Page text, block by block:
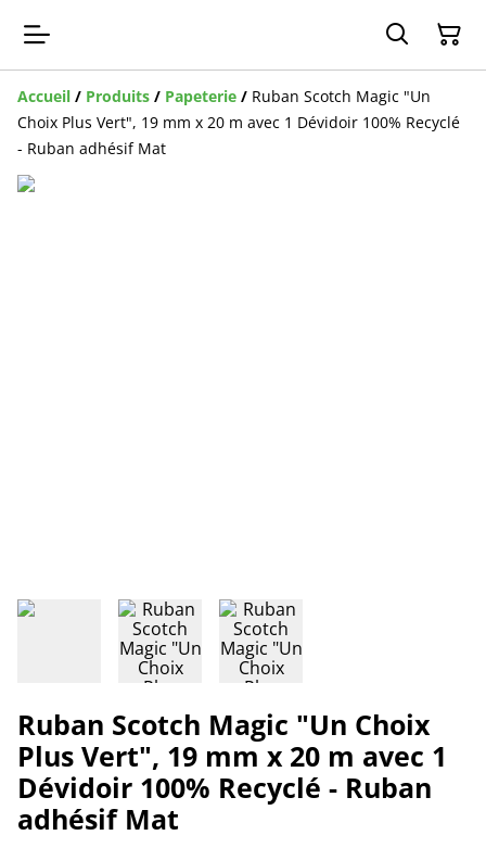
Accueil / Produits / Papeterie / Ruban Scotch Magic "Un
Choix Plus Vert", 19 mm x 20 m avec 1 Dévidoir 100% Recyclé
- Ruban adhésif Mat
Ruban Scotch Magic "Un Choix
Plus Vert", 19 mm x 20 m avec 1
Dévidoir 100% Recyclé - Ruban
adhésif Mat